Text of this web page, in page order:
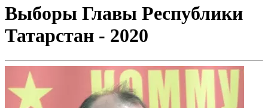
Выборы Главы Республики
Татарстан - 2020